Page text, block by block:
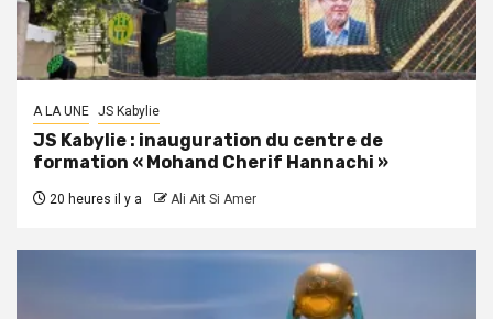
A LA UNE JS Kabylie
JS Kabylie : inauguration du centre de
formation « Mohand Cherif Hannachi »
20 heures il y a Ali Ait Si Amer